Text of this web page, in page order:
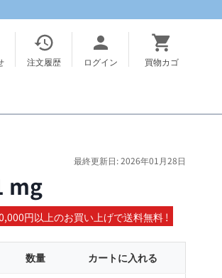
注文履歴 ログイン 買物カゴ
最終更新日: 2026年01月28日
mg
円以上のお買い上げで送料無料 !
数量 カートに入れる